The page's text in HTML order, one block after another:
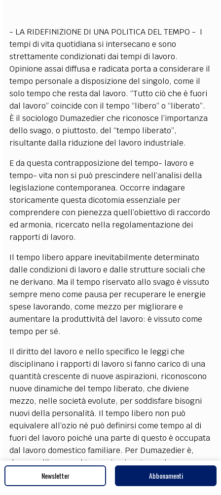
- LA RIDEFINIZIONE DI UNA POLITICA DEL TEMPO - I
tempi di vita quotidiana si intersecano e sono
strettamente condizionati dai tempi di lavoro.
Opinione assai diffusa e radicata porta a considerare il
tempo personale a disposizione del singolo, come il
solo tempo che resta dal lavoro. “Tutto ciò che è fuori
dal lavoro” coincide con il tempo “libero” o “liberato”.
È il sociologo Dumazedier che riconosce l’importanza
dello svago, o piuttosto, del “tempo liberato”,
risultante dalla riduzione del lavoro industriale.
E da questa contrapposizione del tempo- lavoro e
tempo- vita non si può prescindere nell’analisi della
legislazione contemporanea. Occorre indagare
storicamente questa dicotomia essenziale per
comprendere con pienezza quell’obiettivo di raccordo
ed armonia, ricercato nella regolamentazione dei
rapporti di lavoro.
Il tempo libero appare inevitabilmente determinato
dalle condizioni di lavoro e dalle strutture sociali che
ne derivano. Ma il tempo riservato allo svago è vissuto
sempre meno come pausa per recuperare le energie
spese lavorando, come mezzo per migliorare e
aumentare la produttività del lavoro: è vissuto come
tempo per sé.
Il diritto del lavoro e nello specifico le leggi che
disciplinano i rapporti di lavoro si fanno carico di una
quantità crescente di nuove aspirazioni, riconoscono
nuove dinamiche del tempo liberato, che diviene
mezzo, nelle società evolute, per soddisfare bisogni
nuovi della personalità. Il tempo libero non può
equivalere all’ozio né può definirsi come tempo al di
fuori del lavoro poiché una parte di questo è occupata
dal lavoro domestico familiare. Per Dumazedier è,
dunque, libero quel tempo impiegato per la
realizzazione della persona umana come fine ultimo.
Da ciò emerge come sia insufficiente la dicotomia tra
Newsletter Abbonamenti